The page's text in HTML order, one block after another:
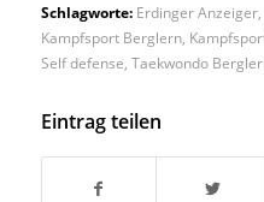
Schlagworte: Erdinger Anzeiger,
Kampfsport Berglern,
Self defense Taekwondo
Eintrag teilen